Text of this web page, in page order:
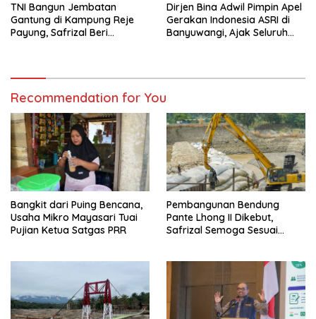
TNI Bangun Jembatan
Gantung di Kampung Reje
Payung, Safrizal Beri
Dirjen Bina Adwil Pimpin Apel
Gerakan Indonesia ASRI di
Banyuwangi, Ajak Seluruh
Recommendation for You
Bangkit dari Puing Bencana,
Usaha Mikro Mayasari Tuai
Pujian Ketua Satgas PRR
Pembangunan Bendung
Pante Lhong II Dikebut,
Safrizal Semoga Sesuai